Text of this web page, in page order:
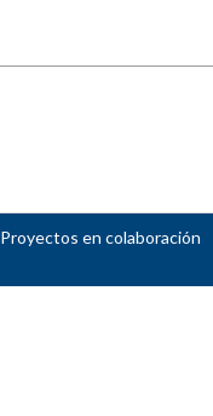
Proyectos en colaboración